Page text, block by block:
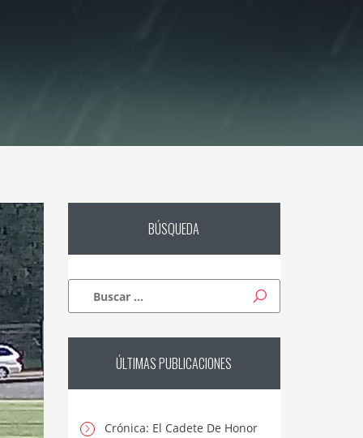
BÚSQUEDA
ÚLTIMASPUBLICACIONES
Crónica: El Cadete De Honor